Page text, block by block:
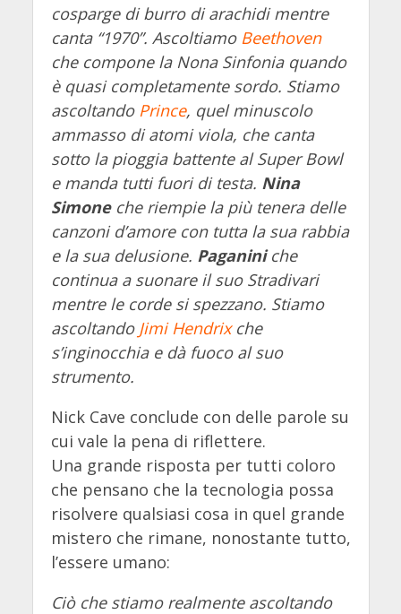
cosparge di burro di arachidi mentre
canta “1970”. Ascoltiamo Beethoven
che compone la Nona Sinfonia quando
è quasi completamente sordo. Stiamo
ascoltando Prince, quel minuscolo
ammasso di atomi viola, che canta
sotto la pioggia battente al Super Bowl
e manda tutti fuori di testa. Nina
Simoneche riempie la più tenera delle
canzoni d’amore con tutta la sua rabbia
e la sua delusione. Paganiniche
continua a suonare il suo Stradivari
mentre le corde si spezzano. Stiamo
ascoltando Jimi Hendrixche
s’inginocchia e dà fuoco al suo
strumento.
Nick Cave conclude con delle parole su
cui vale la pena di riflettere.
Una grande risposta per tutti coloro
che pensano che la tecnologia possa
risolvere qualsiasi cosa in quel grande
mistero che rimane, nonostante tutto,
l’essere umano:
Ciò che stiamo realmente ascoltando